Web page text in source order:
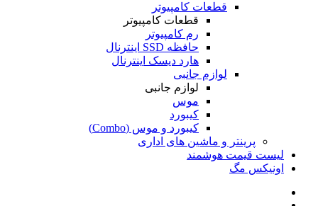
قطعات کامپیوتر
قطعات کامپیوتر
رم کامپیوتر
حافظه SSD اینترنال
هارد دیسک اینترنال
لوازم جانبی
لوازم جانبی
موس
کیبورد
کیبورد و موس (Combo)
پرینتر و ماشین های اداری
لیست قیمت هوشمند
اونیکس مگ